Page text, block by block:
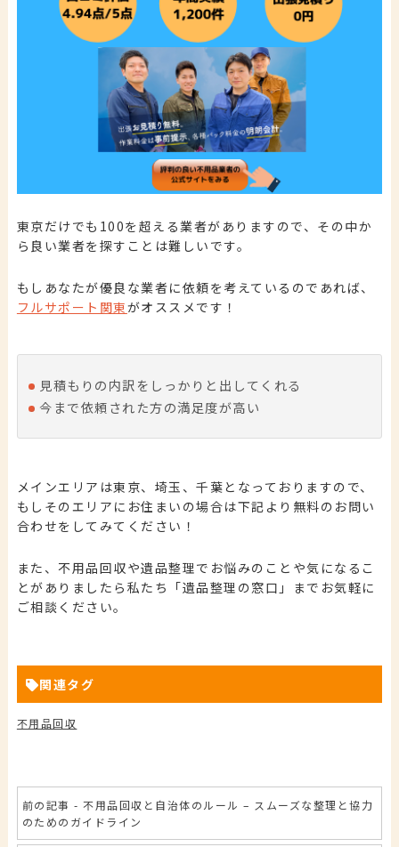
東京だけでも100を超える業者がありますので、その中か
ら良い業者を探すことは難しいです。
もしあなたが優良な業者に依頼を考えているのであれば、
フルサポート関東がオススメです！
見積もりの内訳をしっかりと出してくれる
今まで依頼された方の満足度が高い
メインエリアは東京、埼玉、千葉となっておりますので、
もしそのエリアにお住まいの場合は下記より無料のお問い
合わせをしてみてください！
また、不用品回収や遺品整理でお悩みのことや気になるこ
とがありましたら私たち「遺品整理の窓口」までお気軽に
ご相談ください。
関連タグ
不用品回収
前の記事 - 不用品回収と自治体のルール – スムーズな整理と協力
のためのガイドライン